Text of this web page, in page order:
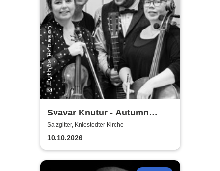
Svavar Knutur - Autumn
String Trio Tour
Salzgitter, Kniestedter Kirche
10.10.2026